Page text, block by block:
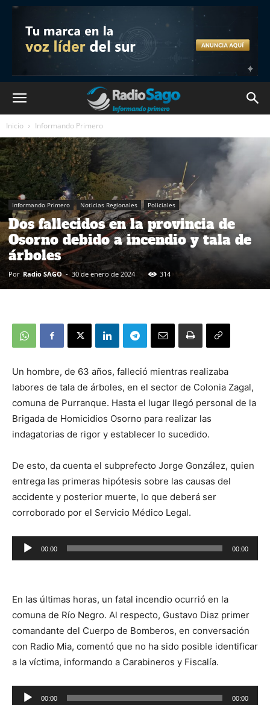
Inicio Informando Primero
Informando Primero Noticias Regionales Policiales
Dos fallecidos en la provincia de
Osorno debido a incendio y tala de
árboles
Por Radio SAGO - 30 de enero de 2024 314
Un hombre, de 63 años, falleció mientras realizaba
labores de tala de árboles, en el sector de Colonia Zagal,
comuna de Purranque. Hasta el lugar llegó personal de la
Brigada de Homicidios Osorno para realizar las
indagatorias de rigor y establecer lo sucedido.
De esto, da cuenta el subprefecto Jorge González, quien
entrega las primeras hipótesis sobre las causas del
accidente y posterior muerte, lo que deberá ser
corroborado por el Servicio Médico Legal.
Reproductor
de
00:00 00:00
En las últimas horas, un fatal incendio ocurrió en la
comuna de Río Negro. Al respecto, Gustavo Diaz primer
comandante del Cuerpo de Bomberos, en conversación
con Radio Mia, comentó que no ha sido posible identificar
a la víctima, informando a Carabineros y Fiscalía.
Reproductor
00:00 00:00